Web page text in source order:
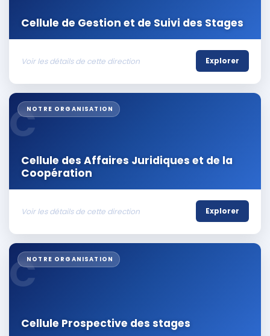
Cellule de Gestion et de Suivi des Stages
Voir les détails de cette direction Explorer
CNOTRE ORGANISATION
Cellule des Affaires Juridiques et de la
Coopération
Voir les détails de cette direction Explorer
CNOTRE ORGANISATION
Cellule Prospective des stages